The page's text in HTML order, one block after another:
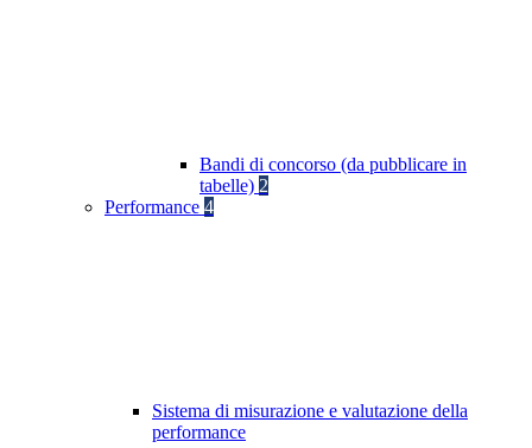
Bandi di concorso (da pubblicare in
tabelle) 2
Performance 4
Sistema di misurazione e valutazione della
performance